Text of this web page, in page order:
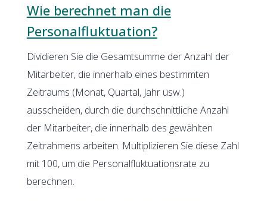
Wie berechnet man die
Personalfluktuation?
Dividieren Sie die Gesamtsumme der Anzahl der
Mitarbeiter, die innerhalb eines bestimmten
Zeitraums (Monat, Quartal, Jahr usw.)
ausscheiden, durch die durchschnittliche Anzahl
der Mitarbeiter, die innerhalb des gewählten
Zeitrahmens arbeiten. Multiplizieren Sie diese Zahl
mit 100, um die Personalfluktuationsrate zu
berechnen.